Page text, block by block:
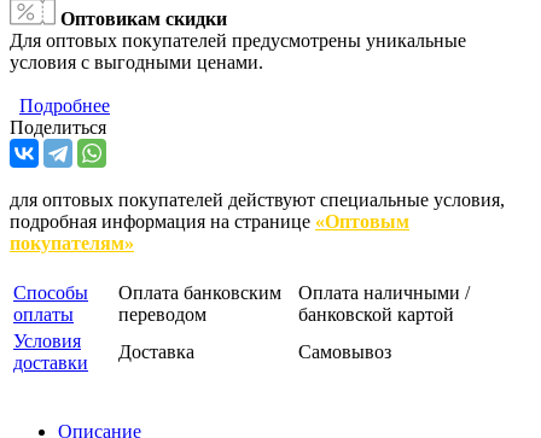
Оптовикам скидки
Для оптовых покупателей предусмотрены уникальные
условия с выгодными ценами.
Подробнее
Поделиться
для оптовых покупателей действуют специальные условия,
подробная информация на странице «Оптовым
покупателям»
Способы
оплаты
Оплата банковским
переводом
Оплата наличными /
банковской картой
Условия
доставки
Доставка Самовывоз
Описание